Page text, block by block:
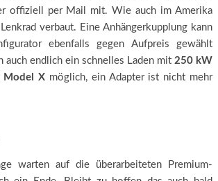
offiziell per Mail mit. Wie auch im Amerika
Lenkrad verbaut. Eine Anhängerkupplung kann
ebenfalls gegen Aufpreis gewählt
auch endlich ein schnelles Laden mit 250 kW
Model X möglich, ein Adapter ist nicht mehr
warten auf die überarbeiteten Premium-